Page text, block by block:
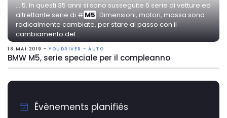
... 5. In questi 35 anni si sono susseguite 6 serie di vetture ed
altrettante serie di # M5 . Dimensioni, motori, massa sono
radicalmente cambiate, per stare al passo con il
cambiamento del ...
18 MAI 2019 - YOUDRIVER - AUTO
BMW M5, serie speciale per il compleanno
Évènements planifiés